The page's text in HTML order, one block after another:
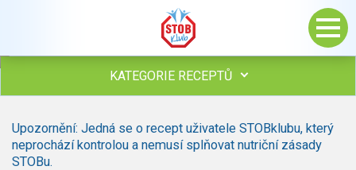
KATEGORIE RECEPTŮ
Polévky
Studená kuchyně
Upozornění: Jedná se o recept uživatele STOBklubu, který
neprochází kontrolou a nemusí splňovat nutriční zásady
STOBu.